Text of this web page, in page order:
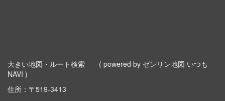
大きい地図・ルート検索
( powered by ゼンリン地図 いつも
NAVI )
住所：〒519-3413